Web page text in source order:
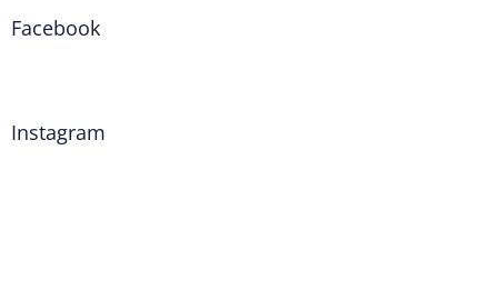
Facebook
Instagram